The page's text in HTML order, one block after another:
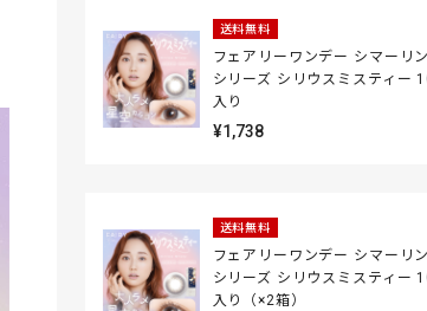
送料無料
フェアリーワンデー シマーリ
シリーズ シリウスミスティー
入り
¥1,738
送料無料
フェアリーワンデー シマーリ
シリーズ シリウスミスティー
入り（×2箱）